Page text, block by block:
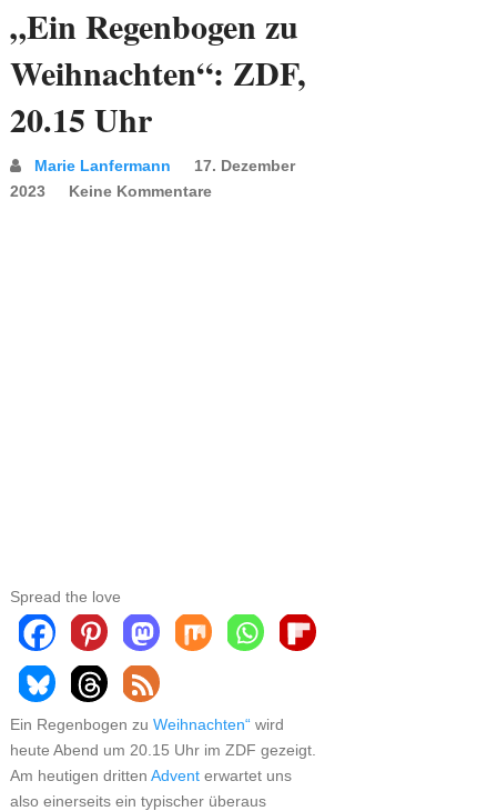
„Ein Regenbogen zu
Weihnachten“: ZDF,
20.15 Uhr
Marie Lanfermann
17. Dezember
2023
Keine Kommentare
Spread the love
Ein Regenbogen zu Weihnachten“wird
heute Abend um 20.15 Uhr im ZDF gezeigt.
Am heutigen dritten Adventerwartet uns
also einerseits ein typischer überaus